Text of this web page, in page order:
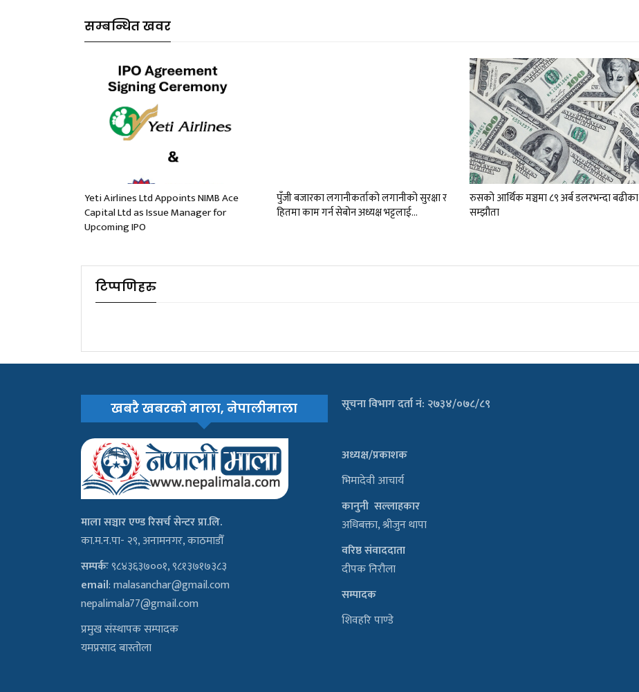
सम्बन्धित खवर
Yeti Airlines Ltd Appoints NIMB Ace
Capital Ltd as Issue Manager for
Upcoming IPO
पुँजी बजारका लगानीकर्ताको लगानीको सुरक्षा र
हितमा काम गर्न सेबोन अध्यक्ष भट्टलाई…
रुसको आर्थिक मञ्चमा ८९ अर्ब डलरभन्दा बढीका
सम्झौता
टिप्पणिहरु
खबरै खबरको माला, नेपालीमाला
माला सञ्चार एण्ड रिसर्च सेन्टर प्रा.लि.
का.म.न.पा- २९, अनामनगर, काठमाडौँ
सम्पर्कः९८४३६३७००१, ९८१३७१७३८३
email:malasanchar@gmail.com
nepalimala77@gmail.com
प्रमुख संस्थापक सम्पादक
यमप्रसाद बास्तोला
सूचना विभाग दर्ता नं: २७३४/०७८/८९
अध्यक्ष/प्रकाशक
भिमादेवी आचार्य
कानुनी सल्लाहकार
अधिबक्ता, श्रीजुन थापा
वरिष्ठ संवाददाता
दीपक निरौला
सम्पादक
शिवहरि पाण्डे